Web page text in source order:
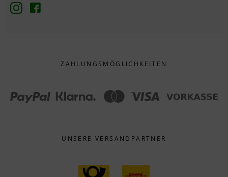
ZAHLUNGS­MÖGLICHKEITEN
UNSERE VERSANDPARTNER